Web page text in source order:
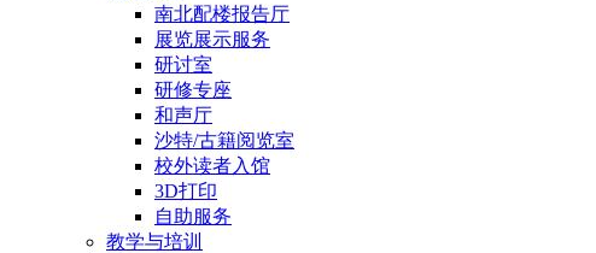
南北配楼报告厅
展览展示服务
研讨室
研修专座
和声厅
沙特/古籍阅览室
校外读者入馆
3D打印
自助服务
教学与培训